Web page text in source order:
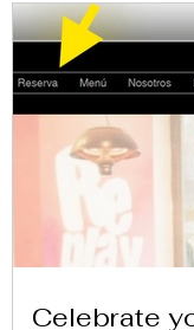
Celebrate